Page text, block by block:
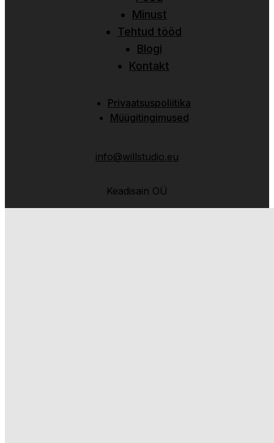
Minust
Tehtud tööd
Blogi
Kontakt
Privaatsuspoliitika
Müügitingimused
info@willstudio.eu
Keadisain OÜ